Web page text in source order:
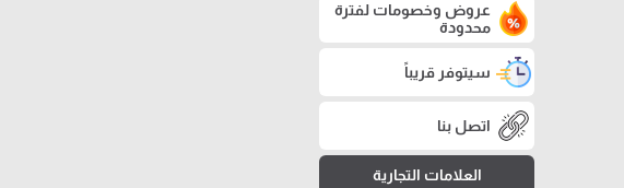
عروض وخصومات لفترة
محدودة
سيتوفر قريباً
اتصل بنا
العلامات التجارية